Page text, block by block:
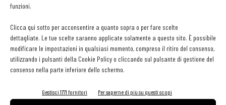
funzioni.
Clicca qui sotto per acconsentire a quanto sopra o per fare scelte
dettagliate. Le tue scelte saranno applicate solamente a questo sito. È possibile
modificare le impostazioni in qualsiasi momento, compreso il ritiro del consenso,
utilizzando i pulsanti della Cookie Policy o cliccando sul pulsante di gestione del
consenso nella parte inferiore dello schermo.
Gestisci 1771 fornitori Per saperne di più su questi scopi
chiave: sono infatti 15 le tipologie presenti, a Led o a filamento
incandescente dove l’elemento lampadina fa da scenografia, create
con diversi materiali come cemento, vetroresina, gesso e metallo.
Sono tutte di Karman, azienda con cui La Menagere ha stretto un
rapporto di collaborazione.
Scheda progetto